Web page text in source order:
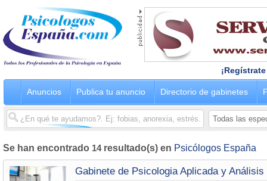
Anuncios Publica tu anuncio Directorio de gabinetes
Se han encontrado 14resultado(s) en Psicólogos España
Gabinete de Psicologia Aplicada y Análisis